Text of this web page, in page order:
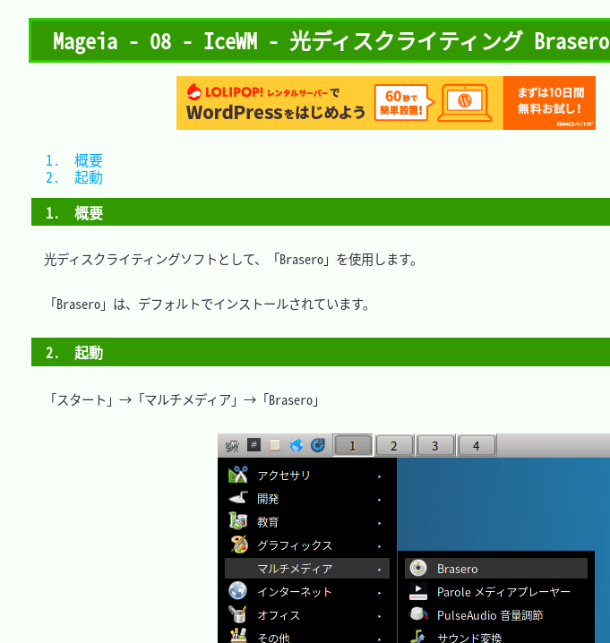
Mageia - 08 - IceWM - 光ディスクライティング Brasero
1.　概要
光ディスクライティングソフトとして、「Brasero」を使用します。
「Brasero」は、デフォルトでインストールされています。
2.　起動
「スタート」→「マルチメディア」→「Brasero」